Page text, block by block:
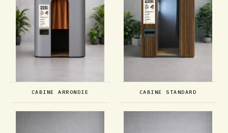
CABINE ARRONDIE CABINE STANDARD